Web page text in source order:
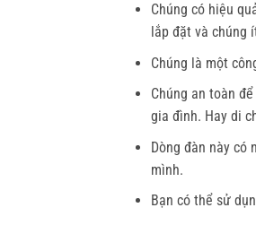
Chúng có hiệu
lắp đặt và chúng
Chúng là một
Chúng an toàn
gia đình. Hay di
Dòng đàn này có
mình.
Bạn có thể sử